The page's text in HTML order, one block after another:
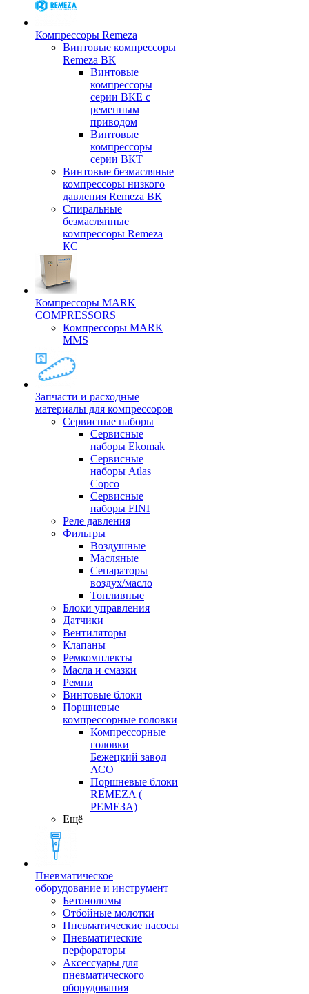
Компрессоры Remeza
Винтовые компрессоры
Remeza ВК
Винтовые
компрессоры
серии ВКЕ с
ременным
приводом
Винтовые
компрессоры
серии ВКТ
Винтовые безмасляные
компрессоры низкого
давления Remeza ВК
Спиральные
безмаслянные
компрессоры Remeza
КС
Компрессоры MARK
COMPRESSORS
Компрессоры MARK
MMS
Запчасти и расходные
материалы для компрессоров
Cервисные наборы
Сервисные
наборы Ekomak
Cервисные
наборы Atlas
Copco
Сервисные
наборы FINI
Реле давления
Фильтры
Воздушные
Масляные
Сепараторы
воздух/масло
Топливные
Блоки управления
Датчики
Вентиляторы
Клапаны
Ремкомплекты
Масла и смазки
Ремни
Винтовые блоки
Поршневые
компрессорные головки
Компрессорные
головки
Бежецкий завод
АСО
Поршневые блоки
REMEZA (
РЕМЕЗА)
Ещё
Пневматическое
оборудование и инструмент
Бетоноломы
Отбойные молотки
Пневматические насосы
Пневматические
перфораторы
Аксессуары для
пневматического
оборудования